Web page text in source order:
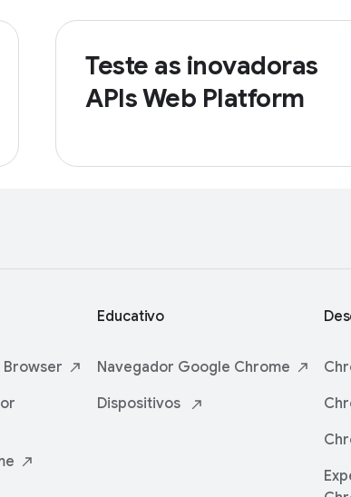
Teste as inovadoras
APIs Web Platform
Browser
Educativo
Navegador Google Chrome
Dispositivos